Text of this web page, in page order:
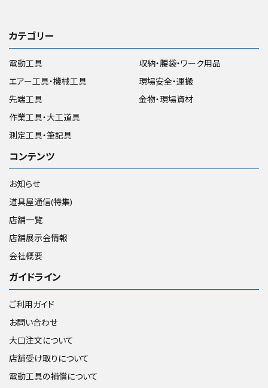
カテゴリー
電動工具
エアー工具・機械工具
先端工具
作業工具・大工道具
測定工具・筆記具
収納・腰袋・ワーク用品
現場安全・運搬
金物・現場資材
コンテンツ
お知らせ
道具屋通信(特集)
店舗一覧
店舗展示会情報
会社概要
ガイドライン
ご利用ガイド
お問い合わせ
大口注文について
店舗受け取りについて
電動工具の補償について